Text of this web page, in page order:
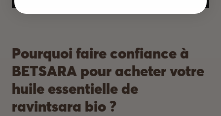
Pourquoi faire confiance à
BETSARA pour acheter votre
huile essentielle de
ravintsara bio ?